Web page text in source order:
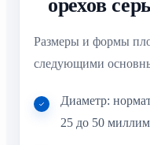
орехов
Размеры и формы
следующими
Диаметр:
25 до 50